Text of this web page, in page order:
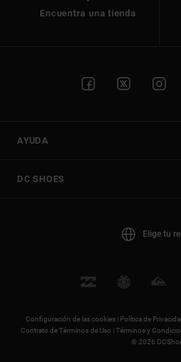
Encuentra una tienda
AYUDA
DC SHOES
Elige tu
Configuración de las cookies | Política de
Contrato de Términos de Uso |Términos y
© 2026